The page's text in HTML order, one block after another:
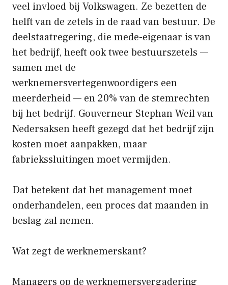
veel invloed bij Volkswagen. Ze bezetten de
helft van de zetels in de raad van bestuur. De
deelstaatregering, die mede-eigenaar is van
het bedrijf, heeft ook twee bestuurszetels —
samen met de
werknemersvertegenwoordigers een
meerderheid — en 20% van de stemrechten
bij het bedrijf. Gouverneur Stephan Weil van
Nedersaksen heeft gezegd dat het bedrijf zijn
kosten moet aanpakken, maar
fabriekssluitingen moet vermijden.
Dat betekent dat het management moet
onderhandelen, een proces dat maanden in
beslag zal nemen.
Wat zegt de werknemerskant?
Managers op de werknemersvergadering